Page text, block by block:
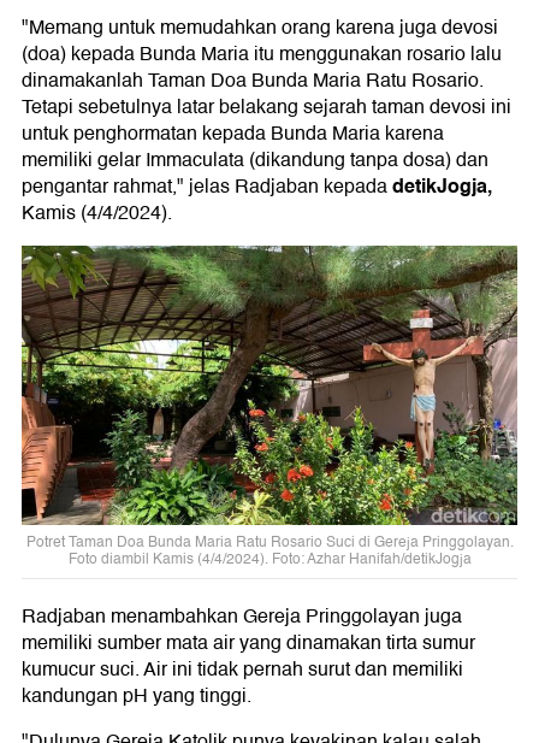
"Memang untuk memudahkan orang karena juga devosi
(doa) kepada Bunda Maria itu menggunakan rosario lalu
dinamakanlah Taman Doa Bunda Maria Ratu Rosario.
Tetapi sebetulnya latar belakang sejarah taman devosi ini
untuk penghormatan kepada Bunda Maria karena
memiliki gelar Immaculata (dikandung tanpa dosa) dan
pengantar rahmat," jelas Radjaban kepadadetikJogja,
Kamis (4/4/2024).
Potret Taman Doa Bunda Maria Ratu Rosario Suci di Gereja Pringgolayan.
Foto diambil Kamis (4/4/2024). Foto: Azhar Hanifah/detikJogja
Radjaban menambahkan Gereja Pringgolayan juga
memiliki sumber mata air yang dinamakan tirta sumur
kumucur suci. Air ini tidak pernah surut dan memiliki
kandungan pH yang tinggi.